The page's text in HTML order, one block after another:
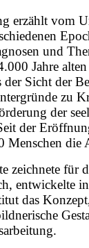
erzählt vom
und
Jahre
der Sicht der
zu
der
der
Menschen die
zeichnete für
entwickelte
das